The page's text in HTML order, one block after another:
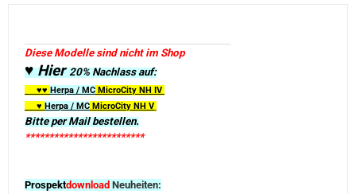
Diese Modelle sind nicht im Shop
♥ Hier20% Nachlass auf:
♥♥ Herpa / MC MicroCity NH IV
♥ Herpa / MC MicroCity NH V
Bitte per Mail bestellen.
*************************
Prospektdownload Neuheiten: